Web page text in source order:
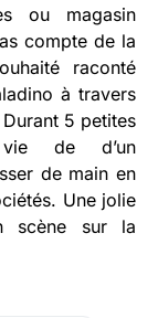
ou magasin
compte de la
raconté
à travers
Durant 5 petites
de d’un
de main en
Une jolie
scène sur la